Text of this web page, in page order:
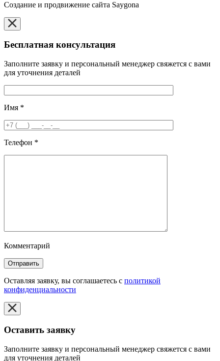
Создание и продвижение сайта Saygona
Бесплатная консультация
Заполните заявку и персональный менеджер свяжется с вами
для уточнения деталей
Имя *
Телефон *
Комментарий
Оставляя заявку, вы соглашаетесь с политикой
конфиденциальности
Оставить заявку
Заполните заявку и персональный менеджер свяжется с вами
для уточнения деталей